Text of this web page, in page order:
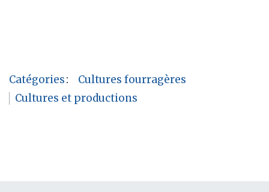
Catégories:
Cultures fourragères
Cultures et productions